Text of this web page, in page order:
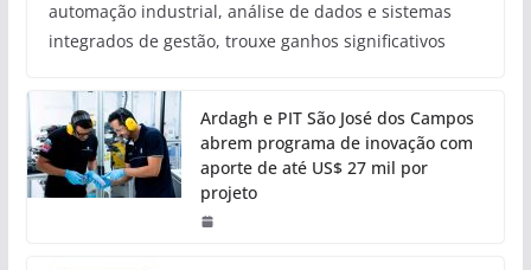
automação industrial, análise de dados e sistemas
integrados de gestão, trouxe ganhos significativos
Ardagh e PIT São José dos Campos
abrem programa de inovação com
aporte de até US$ 27 mil por
projeto